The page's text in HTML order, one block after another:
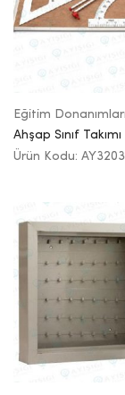
Eğitim Donanımları
Ahşap Sınıf Takımı
Ürün Kodu: AY3203